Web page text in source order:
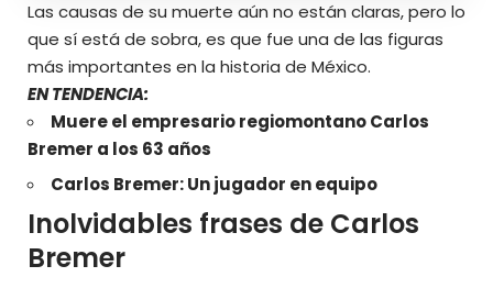
Las causas de su muerte aún no están claras, pero lo
que sí está de sobra, es que fue una de las figuras
más importantes en la historia de México.
EN TENDENCIA:
Muere el empresario regiomontano Carlos
Bremer a los 63 años
Carlos Bremer: Un jugador en equipo
Inolvidables frases de Carlos
Bremer